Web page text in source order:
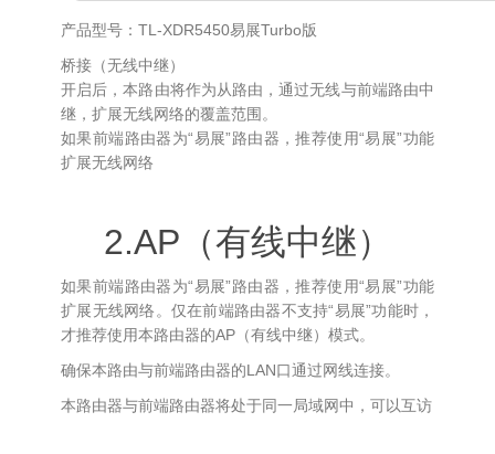
产品型号：TL-XDR5450易展Turbo版
桥接（无线中继）
开启后，本路由将作为从路由，通过无线与前端路由中
继，扩展无线网络的覆盖范围。
如果前端路由器为“易展”路由器，推荐使用“易展”功能
扩展无线网络
2.AP（有线中继）
如果前端路由器为“易展”路由器，推荐使用“易展”功能
扩展无线网络。仅在前端路由器不支持“易展”功能时，
才推荐使用本路由器的AP（有线中继）模式。
确保本路由与前端路由器的LAN口通过网线连接。
本路由器与前端路由器将处于同一局域网中，可以互访